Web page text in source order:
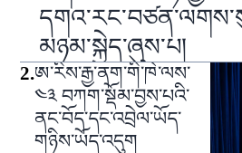
མཉམ་སྐྱེད་ཞུས་པ།
2.ཨ་རིས་རྒྱ་ནག་གི་ཁེ་ལས་
༤༣ བཀག་སྡོམ་བྱས་པའི་
ནང་བོད་དང་འབྲེལ་ཡོད་
གཉིས་ཡོད་འདུག